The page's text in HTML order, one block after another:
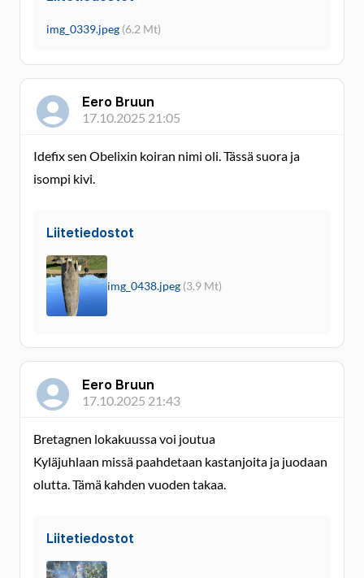
img_0339.jpeg (6.2 Mt)
Eero Bruun
17.10.2025 21:05
Idefix sen Obelixin koiran nimi oli. Tässä suora ja
isompi kivi.
Liitetiedostot
img_0438.jpeg (3.9 Mt)
Eero Bruun
17.10.2025 21:43
Bretagnen lokakuussa voi joutua
Kyläjuhlaan missä paahdetaan kastanjoita ja juodaan
olutta. Tämä kahden vuoden takaa.
Liitetiedostot